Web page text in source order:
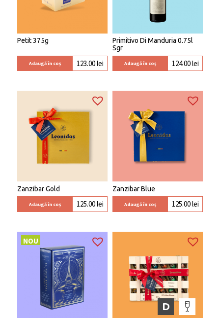
Petit 375g
Adaugă în coș 123.00lei
Primitivo Di Manduria 0.75l
Sgr
Adaugă în coș 124.00lei
Zanzibar Gold
Adaugă în coș 125.00lei
Zanzibar Blue
Adaugă în coș 125.00lei
NOU
D